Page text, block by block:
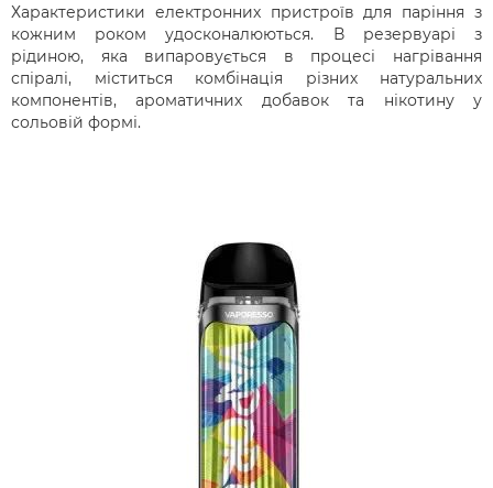
Характеристики електронних пристроїв для паріння з
кожним роком удосконалюються. В резервуарі з
рідиною, яка випаровується в процесі нагрівання
спіралі, міститься комбінація різних натуральних
компонентів, ароматичних добавок та нікотину у
сольовій формі.